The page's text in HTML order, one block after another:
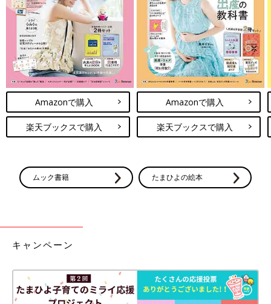
Amazonで購入
楽天ブックスで購入
Amazonで購入
楽天ブックスで購入
ムック書籍 たまひよの絵本
キャンペーン